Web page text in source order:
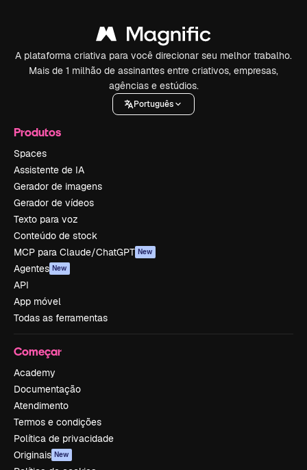
A plataforma criativa para você direcionar seu melhor trabalho.
Mais de 1 milhão de assinantes entre criativos, empresas,
agências e estúdios.
Português
Produtos
Spaces
Assistente de IA
Gerador de imagens
Gerador de vídeos
Texto para voz
Conteúdo de stock
MCP para Claude/ChatGPT New
Agentes New
API
App móvel
Todas as ferramentas
Começar
Academy
Documentação
Atendimento
Termos e condições
Política de privacidade
Originais New